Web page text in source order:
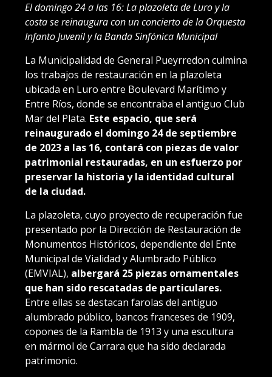
El domingo 24 a las 16: La plazoleta de Luro y la
costa se reinaugura con un concierto de la Orquesta
Infanto Juvenil y la Banda Sinfónica Municipal
La Municipalidad de General Pueyrredon culmina
los trabajos de restauración en la plazoleta
ubicada en Luro entre Boulevard Marítimo y
Entre Ríos, donde se encontraba el antiguo Club
Mar del Plata. Este espacio, que será
reinaugurado el domingo 24 de septiembre
de 2023 a las 16, contará con piezas de valor
patrimonial restauradas, en un esfuerzo por
preservar la historia y la identidad cultural
de la ciudad.
La plazoleta, cuyo proyecto de recuperación fue
presentado por la Dirección de Restauración de
Monumentos Históricos, dependiente del Ente
Municipal de Vialidad y Alumbrado Público
(EMVIAL), albergará 25 piezas ornamentales
que han sido rescatadas de particulares.
Entre ellas se destacan farolas del antiguo
alumbrado público, bancos franceses de 1909,
copones de la Rambla de 1913 y una escultura
en mármol de Carrara que ha sido declarada
patrimonio.